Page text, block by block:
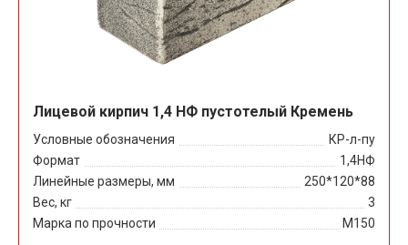
Лицевой кирпич 1,4 НФ пустотелый Кремень
Условные обозначения
КР-л-пу
Формат
1,4НФ
Линейные размеры, мм
250*120*88
Вес, кг
3
Марка по прочности
М150